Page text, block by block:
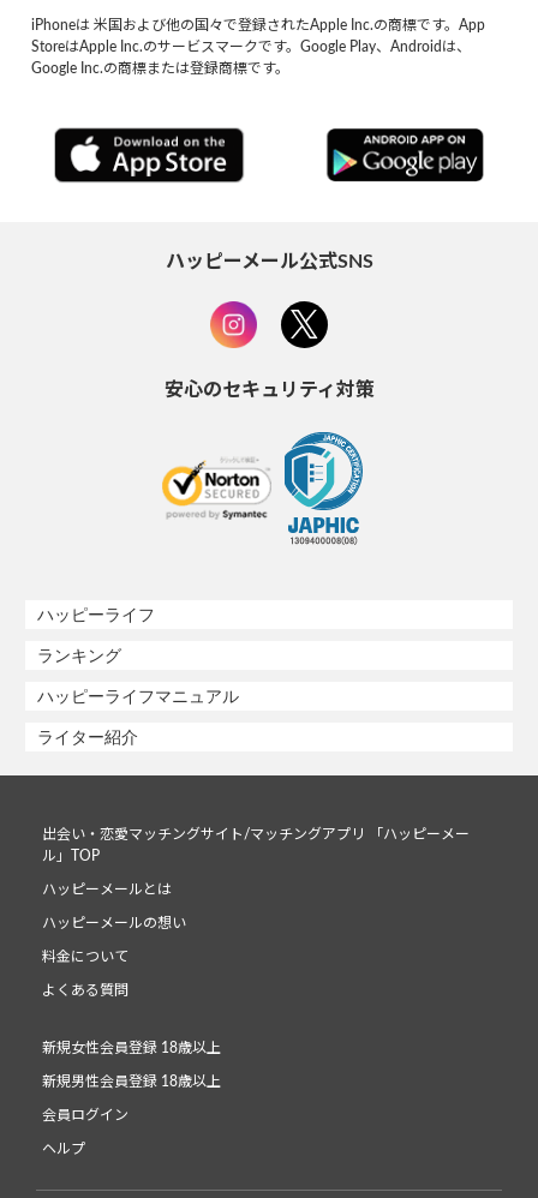
iPhoneは 米国および他の国々で登録されたApple Inc.の商標です。App
StoreはApple Inc.のサービスマークです。Google Play、Androidは、
Google Inc.の商標または登録商標です。
ハッピーメール公式SNS
安心のセキュリティ対策
ハッピーライフ
ランキング
ハッピーライフマニュアル
ライター紹介
出会い・恋愛マッチングサイト/マッチングアプリ 「ハッピーメー
ル」TOP
ハッピーメールとは
ハッピーメールの想い
料金について
よくある質問
新規女性会員登録 18歳以上
新規男性会員登録 18歳以上
会員ログイン
ヘルプ